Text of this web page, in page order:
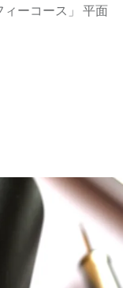
ーコース」 平面